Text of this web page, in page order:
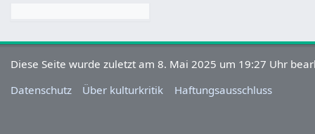
Diese Seite wurde zuletzt am 8. Mai 2025 um 19:27 Uhr
Datenschutz
Über kulturkritik Haftungsausschluss